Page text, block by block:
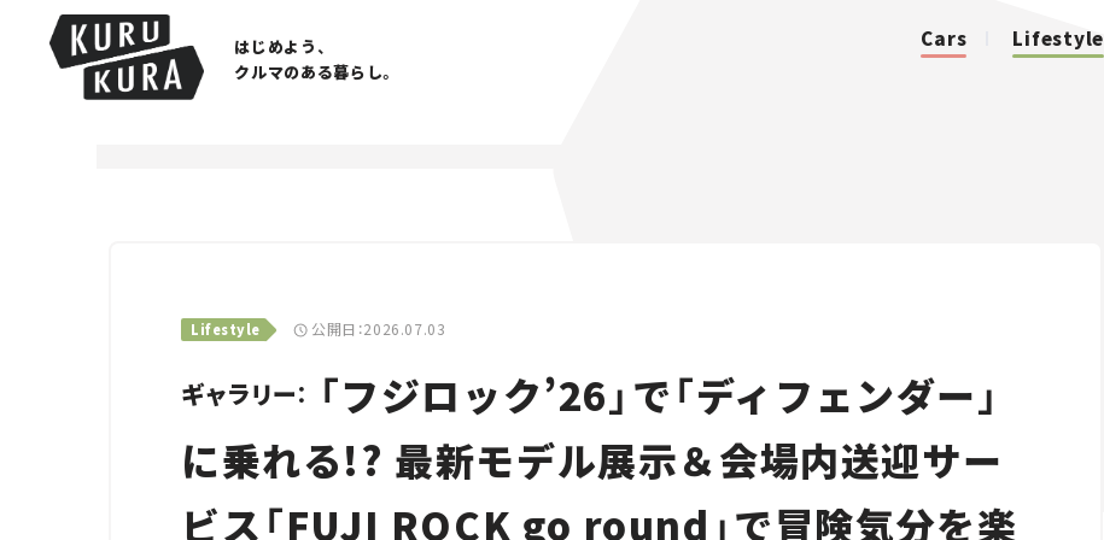
はじめよう、
クルマのある暮らし。
Cars Lifestyle
Lifestyle 公開日：2026.07.03
ギャラリー： 「フジロック’26」で「ディフェンダー」
に乗れる!? 最新モデル展示＆会場内送迎サー
ビス「FUJI ROCK go round」で冒険気分を楽
Traffic
Special
Series